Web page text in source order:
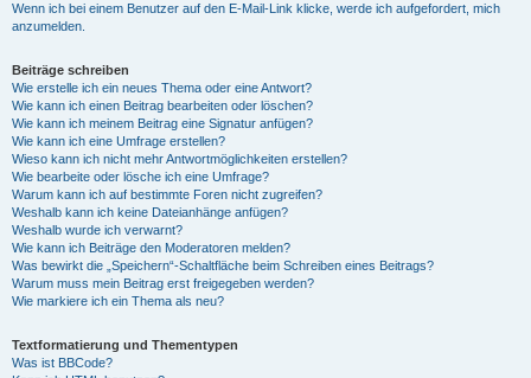
Wenn ich bei einem Benutzer auf den E-Mail-Link klicke, werde ich aufgefordert, mich
anzumelden.
Beiträge schreiben
Wie erstelle ich ein neues Thema oder eine Antwort?
Wie kann ich einen Beitrag bearbeiten oder löschen?
Wie kann ich meinem Beitrag eine Signatur anfügen?
Wie kann ich eine Umfrage erstellen?
Wieso kann ich nicht mehr Antwortmöglichkeiten erstellen?
Wie bearbeite oder lösche ich eine Umfrage?
Warum kann ich auf bestimmte Foren nicht zugreifen?
Weshalb kann ich keine Dateianhänge anfügen?
Weshalb wurde ich verwarnt?
Wie kann ich Beiträge den Moderatoren melden?
Was bewirkt die „Speichern“-Schaltfläche beim Schreiben eines Beitrags?
Warum muss mein Beitrag erst freigegeben werden?
Wie markiere ich ein Thema als neu?
Textformatierung und Thementypen
Was ist BBCode?